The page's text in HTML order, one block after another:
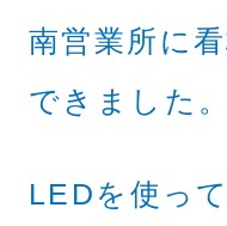
南営業所に
できました。
LEDを使っ